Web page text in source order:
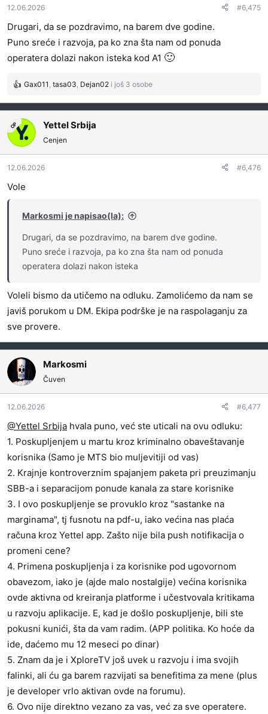
n
a
:
12.06.2026 #6,475
Drugari, da se pozdravimo, na barem dve godine.
Puno sreće i razvoja, pa ko zna šta nam od ponuda
operatera dolazi nakon isteka kod A1 🙂
R
a
g
o
v
a
n
a
Gax011 tasa03 Dejan02 i još 3 osobe
OP Yettel Srbija
Cenjen
12.06.2026 #6,476
Vole
Markosmi je napisao(la):
Drugari, da se pozdravimo, na barem dve godine.
Puno sreće i razvoja, pa ko zna šta nam od ponuda
operatera dolazi nakon isteka
Voleli bismo da utičemo na odluku. Zamolićemo da nam se
javiš porukom u DM. Ekipa podrške je na raspolaganju za
sve provere.
Markosmi
Čuven
12.06.2026 #6,477
@Yettel Srbija hvala puno, već ste uticali na ovu odluku:
1. Poskupljenjem u martu kroz kriminalno obaveštavanje
korisnika (Samo je MTS bio muljevitiji od vas)
2. Krajnje kontroverznim spajanjem paketa pri preuzimanju
SBB-a i separacijom ponude kanala za stare korisnike
3. I ovo poskupljenje se provuklo kroz "sastanke na
marginama", tj fusnotu na pdf-u, iako većina nas plaća
računa kroz Yettel app. Zašto nije bila push notifikacija o
promeni cene?
4. Primena poskupljenja i za korisnike pod ugovornom
obavezom, iako je (ajde malo nostalgije) većina korisnika
ovde aktivna od kreiranja platforme i učestvovala kritikama
u razvoju aplikacije. E, kad je došlo poskupljenje, bili ste
pokusni kunići, šta da vam radim. (APP politika. Ko hoće da
ide, daćemo mu 12 meseci po dinar)
5. Znam da je i XploreTV još uvek u razvoju i ima svojih
falinki, ali ću ga barem razvijati sa benefitima za mene (plus
je developer vrlo aktivan ovde na forumu).
6. Ovo nije direktno vezano za vas, već za sve operatere.